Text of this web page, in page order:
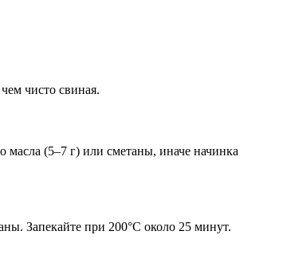
чисто свиная.
(5–7 г) или сметаны, иначе начинка
Запекайте при 200°C около 25 минут.